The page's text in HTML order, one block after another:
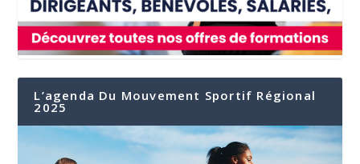
L’agenda Du Mouvement Sportif Régional
2025